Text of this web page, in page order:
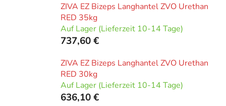
ZIVA EZ Bizeps Langhantel ZVO Urethan
RED 35kg
Auf Lager (Lieferzeit 10-14 Tage)
737,60 €
ZIVA EZ Bizeps Langhantel ZVO Urethan
RED 30kg
Auf Lager (Lieferzeit 10-14 Tage)
636,10 €